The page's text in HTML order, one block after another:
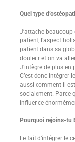
Quel type
J’attache beaucoup
patient, l’aspect
patient dans sa
douleur et on va
J’intègre de plus en
C’est donc intégrer
aussi comment il
socialement. Parce
influence
Pourquoi rejoins-tu
Le fait d’intégrer le